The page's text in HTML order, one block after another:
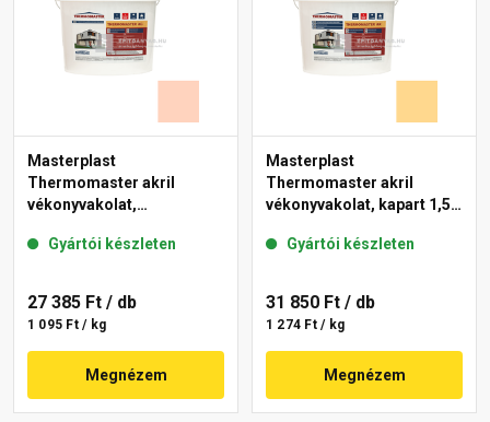
Masterplast
Thermomaster akril
vékonyvakolat,
15-E 25 kg
Gyártói készleten
27 385 Ft / db
1 095 Ft / kg
Megnézem
Masterplast
Thermomaster akril
vékonyvakolat, kapart 1,5
Gyártói készleten
31 850 Ft / db
1 274 Ft / kg
Megnézem